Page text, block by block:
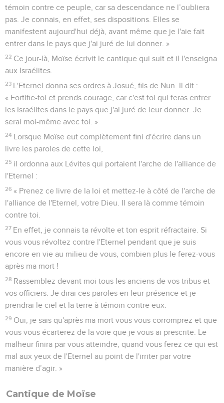
témoin contre ce peuple, car sa descendance ne l’oubliera
pas. Je connais, en effet, ses dispositions. Elles se
manifestent aujourd'hui déjà, avant même que je l'aie fait
entrer dans le pays que j'ai juré de lui donner. »
22 Ce jour-là, Moïse écrivit le cantique qui suit et il l'enseigna
aux Israélites.
23 L'Eternel donna ses ordres à Josué, fils de Nun. Il dit :
« Fortifie-toi et prends courage, car c'est toi qui feras entrer
les Israélites dans le pays que j'ai juré de leur donner. Je
serai moi-même avec toi. »
24 Lorsque Moïse eut complètement fini d'écrire dans un
livre les paroles de cette loi,
25 il ordonna aux Lévites qui portaient l'arche de l'alliance de
l'Eternel :
26 « Prenez ce livre de la loi et mettez-le à côté de l'arche de
l'alliance de l'Eternel, votre Dieu. Il sera là comme témoin
contre toi.
27 En effet, je connais ta révolte et ton esprit réfractaire. Si
vous vous révoltez contre l'Eternel pendant que je suis
encore en vie au milieu de vous, combien plus le ferez-vous
après ma mort !
28 Rassemblez devant moi tous les anciens de vos tribus et
vos officiers. Je dirai ces paroles en leur présence et je
prendrai le ciel et la terre à témoin contre eux.
29 Oui, je sais qu'après ma mort vous vous corromprez et que
vous vous écarterez de la voie que je vous ai prescrite. Le
malheur finira par vous atteindre, quand vous ferez ce qui est
mal aux yeux de l'Eternel au point de l'irriter par votre
manière d’agir. »
Cantique de Moïse